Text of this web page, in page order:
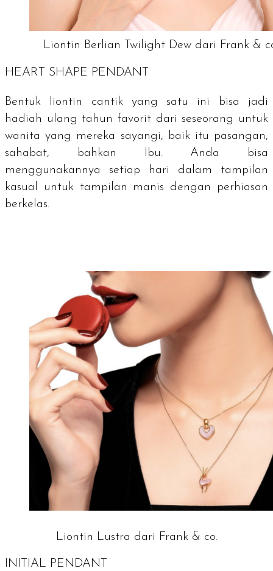
Liontin Berlian Twilight Dew dari Frank &
HEART SHAPE PENDANT
Bentuk liontin cantik yang satu ini bisa jadi
hadiah ulang tahun favorit dari seseorang untuk
wanita yang mereka sayangi, baik itu pasangan,
sahabat, bahkan Ibu. Anda bisa
menggunakannya setiap hari dalam tampilan
kasual untuk tampilan manis dengan perhiasan
berkelas.
Liontin Lustra dari Frank & co.
INITIAL PENDANT